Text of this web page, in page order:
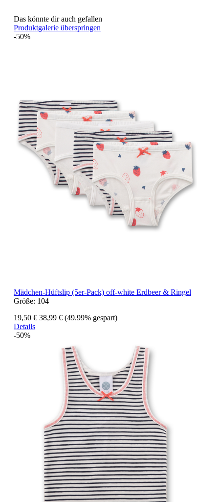
Das könnte dir auch gefallen
Produktgalerie überspringen
-50%
Mädchen-Hüftslip (5er-Pack) off-white Erdbeer & Ringel
Größe: 104
19,50 € 38,99 € (49.99% gespart)
Details
-50%